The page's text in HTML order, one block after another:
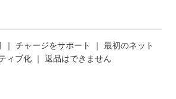
｜ チャージをサポート ｜ 最初のネット
ィブ化 ｜ 返品はできません